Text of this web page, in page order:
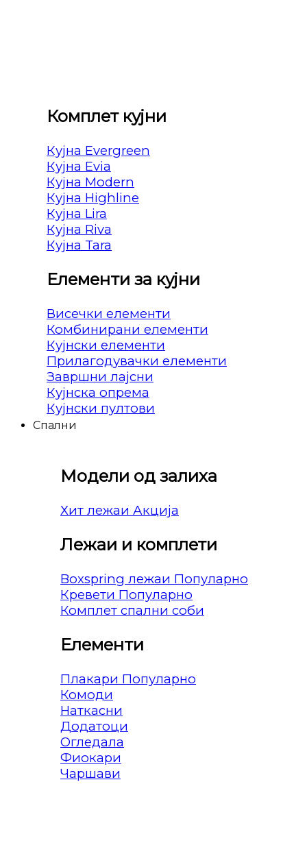
Комплет кујни
Кујна Evergreen
Кујна Evia
Кујна Modern
Кујна Highline
Кујна Lira
Кујна Riva
Кујна Tara
Елементи за кујни
Висечки елементи
Комбинирани елементи
Кујнски елементи
Прилагодувачки елементи
Завршни лајсни
Кујнска опрема
Кујнски пултови
Спални
Модели од залиха
Хит лежаи
Лежаи и комплети
Boxspring лежаи
Кревети
Комплет спални соби
Елементи
Плакари
Комоди
Наткасни
Додатоци
Огледала
Фиокари
Чаршави